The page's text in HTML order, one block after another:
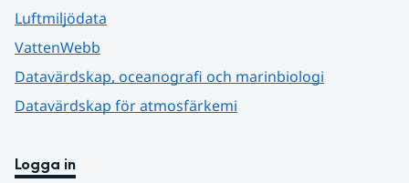
Luftmiljödata
VattenWebb
Datavärdskap, oceanografi och marinbiologi
Datavärdskap för atmosfärkemi
Logga in